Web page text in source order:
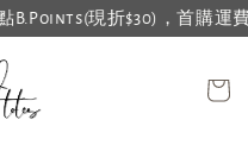
現折$30)，首購運費